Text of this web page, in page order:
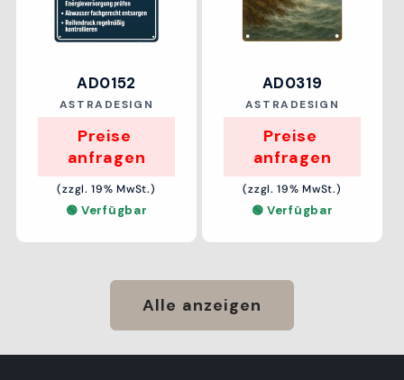
AD0152
Anbieter:
ASTRADESIGN
Preise
anfragen
(zzgl. 19% MwSt.)
🟢 Verfügbar
AD0319
Anbieter:
ASTRADESIGN
Preise
anfragen
(zzgl. 19% MwSt.)
🟢 Verfügbar
Alle anzeigen